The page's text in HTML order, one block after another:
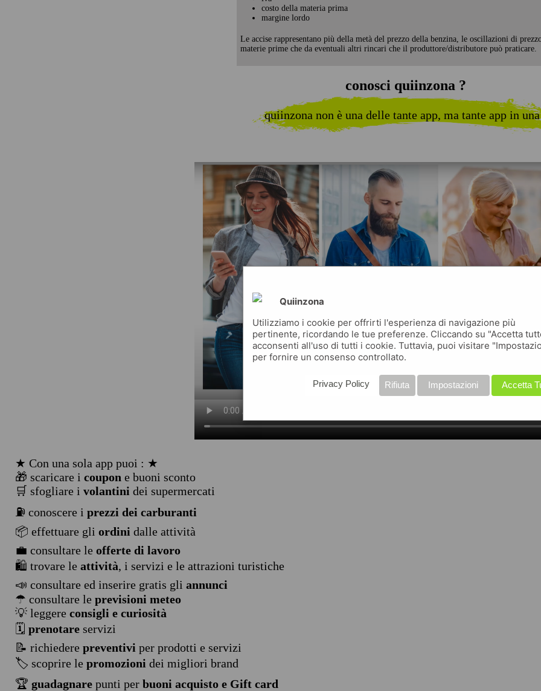
costo della materia prima
margine lordo
Le accise rappresentano più della metà del prezzo della benzina, le oscillazioni di
materie prime che da eventuali altri rincari che il produttore/distributore può praticare.
conosci quiinzona ?
quiinzona non è una delle tante app, ma tante app in
★ Con una sola app puoi : ★
🎁 scaricare i coupon e buoni sconto
🛒 sfogliare i volantini dei supermercati
⛽ conoscere i prezzi dei carburanti
📦 effettuare gli ordini dalle attività
💼 consultare le offerte di lavoro
🛍️ trovare le attività, i servizi e le attrazioni turistiche
📣 consultare ed inserire gratis gli annunci
☂ consultare le previsioni meteo
💡 leggere consigli e curiosità
🗓️ prenotareservizi
📝 richiedere preventivi per prodotti e servizi
🏷️ scoprire le promozioni dei migliori brand
🏆 guadagnarepunti per buoni acquisto e Gift card
Quiinzona
Utilizziamo i cookie per offrirti l'esperienza di navigazione più
pertinente, ricordando le tue preferenze. Cliccando su "Accetta
acconsenti all'uso di tutti i cookie. Tuttavia, puoi visitare
per fornire un consenso controllato.
Accetta
Impostazioni
Rifiuta
Privacy Policy